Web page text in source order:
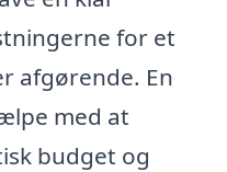
for et
afgørende. En
med at
budget og